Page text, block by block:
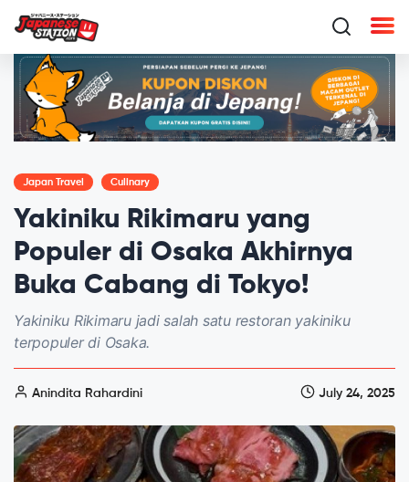
Japan Travel Culinary
Yakiniku Rikimaru yang
Populer di Osaka Akhirnya
Buka Cabang di Tokyo!
Yakiniku Rikimaru jadi salah satu restoran yakiniku
terpopuler di Osaka.
Anindita Rahardini July 24, 2025